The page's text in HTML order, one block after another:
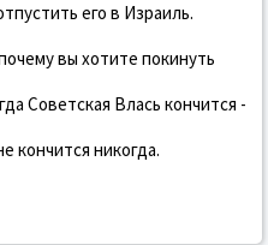
его в Израиль.
вы хотите покинуть
Советская Влась кончится -
кончится никогда.